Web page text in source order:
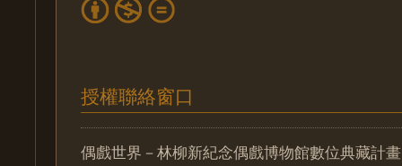
授權聯絡窗口
偶戲世界－林柳新紀念偶戲博物館數位典藏計畫